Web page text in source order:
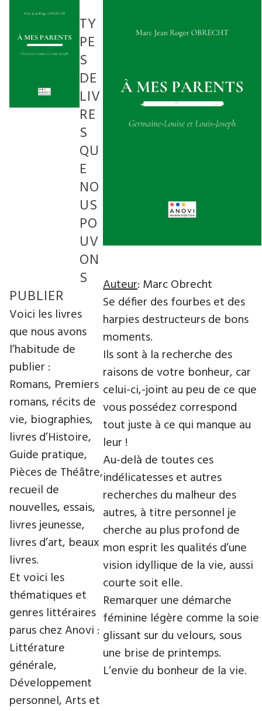
Auteur: Marc Obrecht
Se défier des fourbes et des
harpies destructeurs de bons
moments.
Ils sont à la recherche des
raisons de votre bonheur, car
celui-ci,-joint au peu de ce que
vous possédez correspond
tout juste à ce qui manque au
leur !
Au-delà de toutes ces
indélicatesses et autres
recherches du malheur des
autres, à titre personnel je
cherche au plus profond de
mon esprit les qualités d’une
vision idyllique de la vie, aussi
courte soit elle.
Remarquer une démarche
féminine légère comme la soie
glissant sur du velours, sous
une brise de printemps.
L’envie du bonheur de la vie.
TY
PE
S
DE
LIV
RE
S
QU
E
NO
US
PO
UV
ON
S
PUBLIER
Voici les livres
que nous avons
l’habitude de
publier :
Romans, Premiers
romans, récits de
vie, biographies,
livres d’Histoire,
Guide pratique,
Pièces de Théâtre,
recueil de
nouvelles, essais,
livres jeunesse,
livres d’art, beaux
livres.
Et voici les
thématiques et
genres littéraires
parus chez Anovi :
Littérature
générale,
Développement
personnel, Arts et